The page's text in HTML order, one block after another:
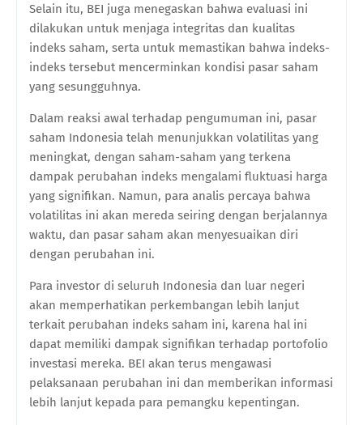
Selain itu, BEI juga menegaskan bahwa evaluasi ini
dilakukan untuk menjaga integritas dan kualitas
indeks saham, serta untuk memastikan bahwa indeks-
indeks tersebut mencerminkan kondisi pasar saham
yang sesungguhnya.
Dalam reaksi awal terhadap pengumuman ini, pasar
saham Indonesia telah menunjukkan volatilitas yang
meningkat, dengan saham-saham yang terkena
dampak perubahan indeks mengalami fluktuasi harga
yang signifikan. Namun, para analis percaya bahwa
volatilitas ini akan mereda seiring dengan berjalannya
waktu, dan pasar saham akan menyesuaikan diri
dengan perubahan ini.
Para investor di seluruh Indonesia dan luar negeri
akan memperhatikan perkembangan lebih lanjut
terkait perubahan indeks saham ini, karena hal ini
dapat memiliki dampak signifikan terhadap portofolio
investasi mereka. BEI akan terus mengawasi
pelaksanaan perubahan ini dan memberikan informasi
lebih lanjut kepada para pemangku kepentingan.